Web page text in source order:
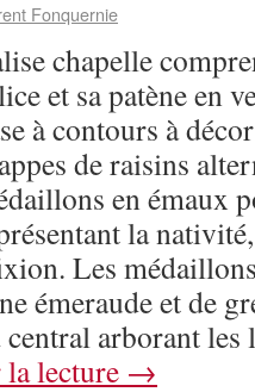
Fonquernie
chapelle
et sa patène en
à contours à
de raisins
en émaux
la
Les
émeraude et de
central arborant
lecture →